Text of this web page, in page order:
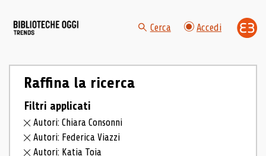
Cerca Accedi
Raffina la ricerca
Filtri applicati
Autori: Chiara Consonni
Autori: Federica Viazzi
Autori: Katia Toia